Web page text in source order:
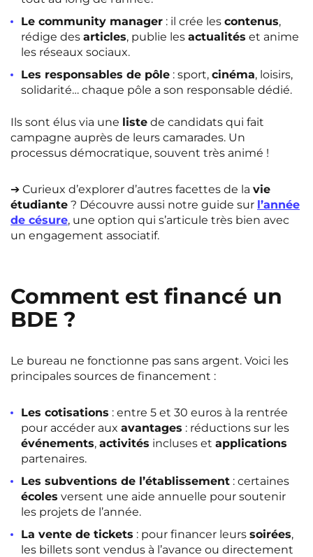
Le community manager : il crée les contenus,
rédige des articles, publie les actualités et anime
les réseaux sociaux.
Les responsables de pôle : sport, cinéma, loisirs,
solidarité… chaque pôle a son responsable dédié.
Ils sont élus via une liste de candidats qui fait
campagne auprès de leurs camarades. Un
processus démocratique, souvent très animé !
➔ Curieux d’explorer d’autres facettes de la vie
étudiante ? Découvre aussi notre guide sur l’année
de césure, une option qui s’articule très bien avec
un engagement associatif.
Comment est financé un
BDE ?
Le bureau ne fonctionne pas sans argent. Voici les
principales sources de financement :
Les cotisations : entre 5 et 30 euros à la rentrée
pour accéder aux avantages : réductions sur les
événements, activités incluses et applications
partenaires.
Les subventions de l’établissement : certaines
écoles versent une aide annuelle pour soutenir
les projets de l’année.
La vente de tickets : pour financer leurs soirées,
les billets sont vendus à l’avance ou directement